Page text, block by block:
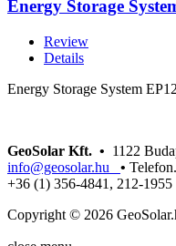
Energy Storage
Review
Details
Energy Storage System
GeoSolar Kft. • 1122
info@geosolar.hu •
+36 (1) 356-4841, 212-1955
Copyright © 2026